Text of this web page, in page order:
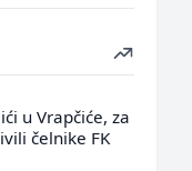
u Vrapčiće, za
čelnike FK